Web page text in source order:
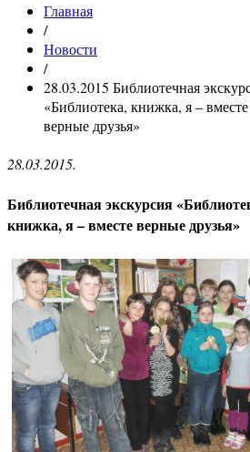
Главная
/
Новости
/
28.03.2015 Библиотечная
«Библиотека, книжка, я – вместе
верные друзья»
28.03.2015.
Библиотечная экскурсия
книжка, я – вместе верные друзья»